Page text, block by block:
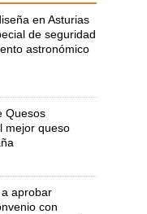
en Asturias
de seguridad
astronómico
Quesos
mejor queso
a aprobar
con